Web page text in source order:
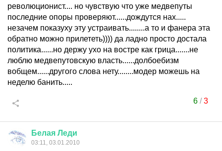
революционист.... но чувствую что уже медвепуты
последние опоры проверяют......дождутся нах.....
незачем показуху эту устраивать........а то и фанера эта
обратно можно прилететь)))) да ладно просто достала
политика......но держу ухо на востре как грица.......не
люблю медвепутовскую власть......долбоебизм
вобщем......другого слова нету........модер можешь на
неделю банить.....
6/3
Белая Леди
03:11, 03.01.2010